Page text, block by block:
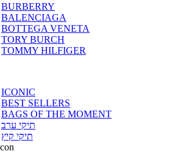
BURBERRY
BALENCIAGA
BOTTEGA VENETA
TORY BURCH
TOMMY HILFIGER
ICONIC
BEST SELLERS
BAGS OF THE MOMENT
תיקי ערב
תיקי קיץ